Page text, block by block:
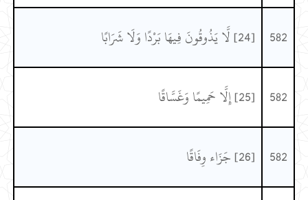
582 [24] لَّا يَذُوقُونَ فِيهَا بَرْدًا وَلَا شَرَابًا
582 [25] إِلَّا حَمِيمًا وَغَسَّاقًا
582 [26] جَزَاء وِفَاقًا